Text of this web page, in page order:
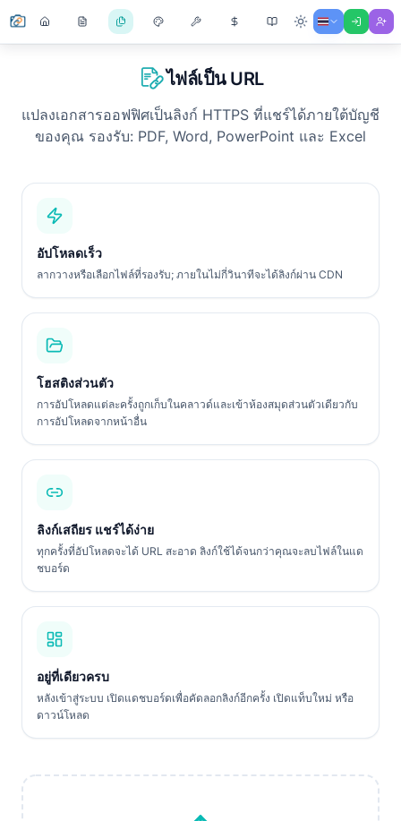
ไฟล์เป็น URL
แปลงเอกสารออฟฟิศเป็นลิงก์ HTTPS ที่แชร์ได้ภายใต้บัญชี
ของคุณ รองรับ: PDF, Word, PowerPoint และ Excel
อัปโหลดเร็ว
ลากวางหรือเลือกไฟล์ที่รองรับ; ภายในไม่กี่วินาทีจะได้ลิงก์ผ่าน CDN
โฮสติงส่วนตัว
การอัปโหลดแต่ละครั้งถูกเก็บในคลาวด์และเข้าห้องสมุดส่วนตัวเดียวกับ
การอัปโหลดจากหน้าอื่น
ลิงก์เสถียร แชร์ได้ง่าย
ทุกครั้งที่อัปโหลดจะได้ URL สะอาด ลิงก์ใช้ได้จนกว่าคุณจะลบไฟล์ในแด
ชบอร์ด
อยู่ที่เดียวครบ
หลังเข้าสู่ระบบ เปิดแดชบอร์ดเพื่อคัดลอกลิงก์อีกครั้ง เปิดแท็บใหม่ หรือ
ดาวน์โหลด